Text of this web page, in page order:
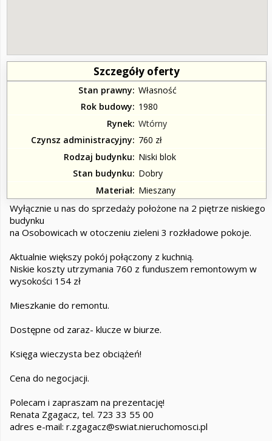
Szczegóły oferty
Stan prawny Własność
Rok budowy
1980
Rynek Wtórny
Czynsz administracyjny
760 zł
Rodzaj budynku
Niski blok
Stan budynku
Dobry
Materiał Mieszany
Wyłącznie u nas do sprzedaży położone na 2 piętrze niskiego
budynku
na Osobowicach w otoczeniu zieleni 3 rozkładowe pokoje.
Aktualnie większy pokój połączony z kuchnią.
Niskie koszty utrzymania 760 z funduszem remontowym w
wysokości 154 zł
Mieszkanie do remontu.
Dostępne od zaraz- klucze w biurze.
Księga wieczysta bez obciążeń!
Cena do negocjacji.
Polecam i zapraszam na prezentację!
Renata Zgagacz, tel. 723 33 55 00
adres e-mail: r.zgagacz@swiat.nieruchomosci.pl